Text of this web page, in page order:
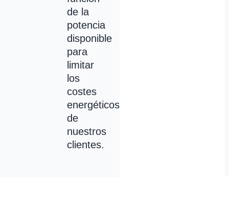
de la
potencia
disponible
para
limitar
los
costes
energéticos
de
nuestros
clientes.